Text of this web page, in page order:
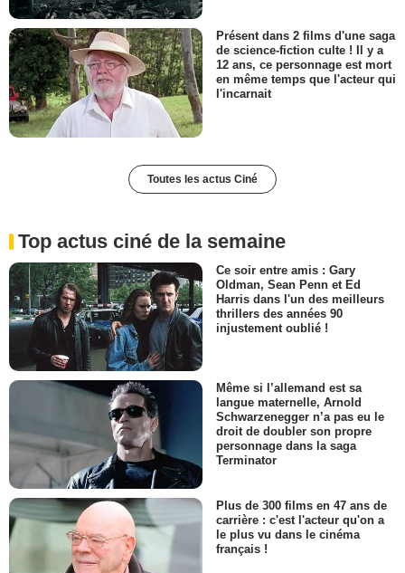
Présent dans 2 films d'une saga
de science-fiction culte ! Il y a
12 ans, ce personnage est mort
en même temps que l'acteur qui
l'incarnait
Toutes les actus Ciné
Top actus ciné de la semaine
Ce soir entre amis : Gary
Oldman, Sean Penn et Ed
Harris dans l'un des meilleurs
thrillers des années 90
injustement oublié !
Même si l’allemand est sa
langue maternelle, Arnold
Schwarzenegger n’a pas eu le
droit de doubler son propre
personnage dans la saga
Terminator
Plus de 300 films en 47 ans de
carrière : c'est l'acteur qu'on a
le plus vu dans le cinéma
français !